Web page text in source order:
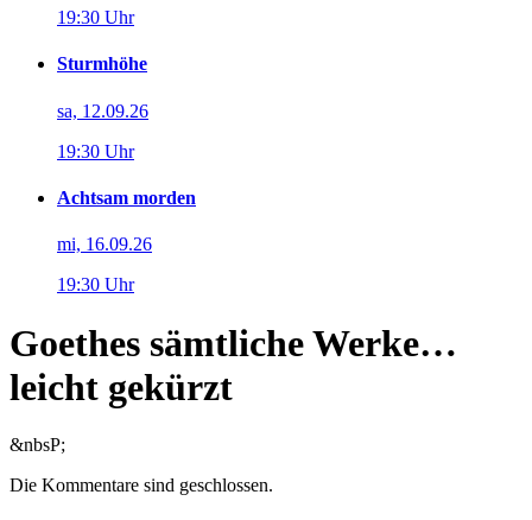
19:30 Uhr
Sturmhöhe
sa, 12.09.26
19:30 Uhr
Achtsam morden
mi, 16.09.26
19:30 Uhr
Goethes sämtliche Werke…
leicht gekürzt
&nbsP;
Die Kommentare sind geschlossen.